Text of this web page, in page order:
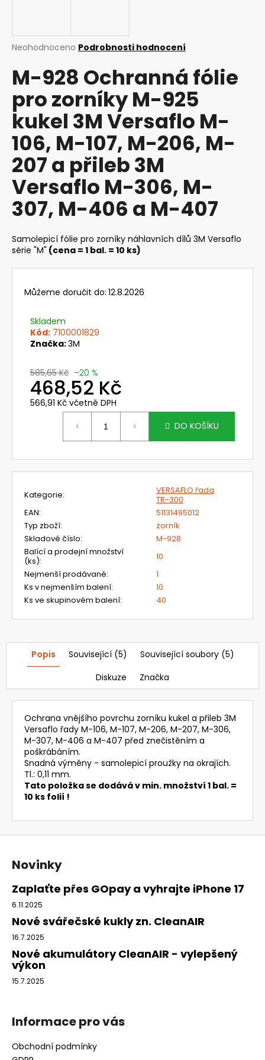
Průměrné
produktu
je
5
hvězdiček.
Neohodnoceno Podrobnosti hodnocení
M-928 Ochranná fólie
pro zorníky M-925
kukel 3M Versaflo M-
106, M-107, M-206, M-
207 a přileb 3M
Versaflo M-306, M-
307, M-406 a M-407
Samolepicí fólie pro zorníky náhlavních dílů 3M Versaflo
série "M" (cena = 1 bal. = 10 ks)
Můžeme doručit do: 12.8.2026
Skladem
Kód: 7100001829
Značka:3M
585,65 Kč –20 %
468,52 Kč
566,91 Kč včetně DPH
DO KOŠÍKU
Kategorie:
VERSAFLO řada
TR-300
EAN:
51131495012
Typ zboží:
zorník
Skladové číslo:
M-928
Balící a prodejní množství
(ks):
10
Nejmenší prodávané:
1
Ks v nejmenším balení:
10
Ks ve skupinovém balení: 40
Popis Související (5)
Související soubory (5)
Diskuze
Značka
Ochrana vnějšího povrchu zorníku kukel a přileb 3M
Versaflo řady M-106, M-107, M-206, M-207, M-306,
M-307, M-406 a M-407 před znečistěním a
poškrábáním.
Snadná výměny - samolepicí proužky na okrajích.
Tl.: 0,11 mm.
Tato položka se dodává v min. množství 1 bal. =
10 ks folií !
j
í
?
HLEDAT
D
o
p
r
u
č
602E
FILTRAČNÍ
JEDNOTKA
Původně:
25
Z
Novinky
Zaplaťte přes GOpay a vyhrajte iPhone 17
6.11.2025
Nové svářečské kukly zn. CleanAIR
16.7.2025
Nové akumulátory CleanAIR - vylepšený
výkon
15.7.2025
Informace pro vás
Obchodní podmínky